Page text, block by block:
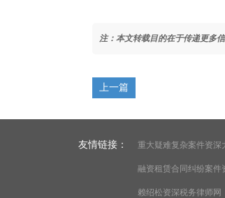
注：本文转载目的在于传递更多
上一篇
友情链接： 重大疑难复杂案件资深
融资租赁合同纠纷案件
赖绍松资深税务律师网